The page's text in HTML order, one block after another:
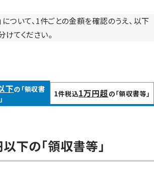
について、1件ごとの金額を確認のうえ、以下
てください。
下の「領収書
1件税込1万円超の「領収書等」
下の「領収書等」